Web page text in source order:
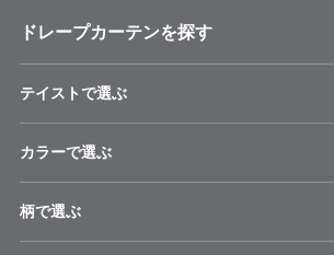
ドレープカーテンを探す
テイストで選ぶ
カラーで選ぶ
柄で選ぶ